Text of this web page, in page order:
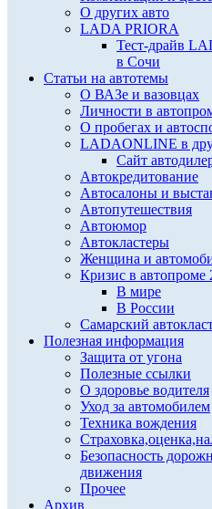
О других авто
LADA PRIORA
Тест-драйв
в Сочи
Статьи на автотемы
О ВАЗе и вазовцах
Личности в
О пробегах и
LADAONLINE в
Сайт
Автокредитование
Автосалоны и
Автопутешествия
Автоюмор
Автокластеры
Женщина и
Кризис в автопроме
В мире
В России
Самарский
Полезная информация
Защита от угона
Полезные ссылки
О здоровье водителя
Уход за автомобилем
Техника вождения
Безопасность
движения
Прочее
Архив